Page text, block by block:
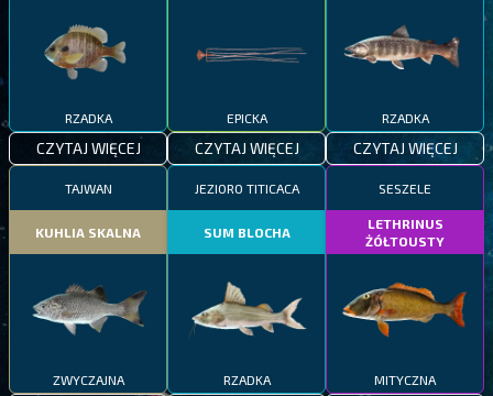
RZADKA
CZYTAJ WIĘCEJ
EPICKA
CZYTAJ WIĘCEJ
RZADKA
CZYTAJ WIĘCEJ
TAJWAN
KUHLIA SKALNA
ZWYCZAJNA
JEZIORO TITICACA
SUM BLOCHA
RZADKA
SESZELE
LETHRINUS
ŻÓŁTOUSTY
MITYCZNA